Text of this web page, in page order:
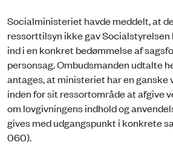
Socialministeriet havde meddelt, at
ressorttilsyn ikke gav
ind i en konkret bedømmelse af
personsag. Ombudsmanden udtalte
antages, at ministeriet har en ganske
inden for sit ressortområde at afgive
om lovgivningens indhold og
gives med udgangspunkt i konkrete
060).